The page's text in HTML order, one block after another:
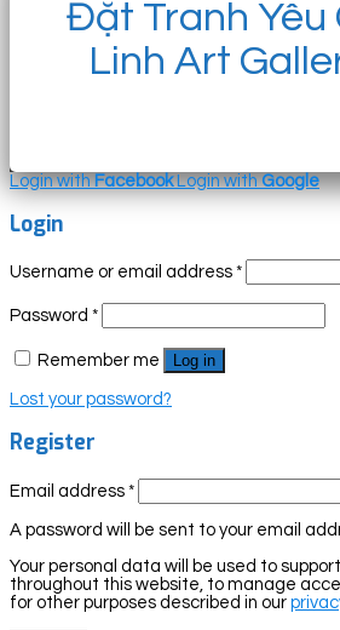
Đặt Tranh Yêu
Linh Art
Login withFacebook Login withGoogle
Login
Username or email address *
Password *
Remember me Log in
Lost your password?
Register
Email address *
A password will be sent to your email
Your personal data will be used to
throughout this website, to manage
for other purposes described in our